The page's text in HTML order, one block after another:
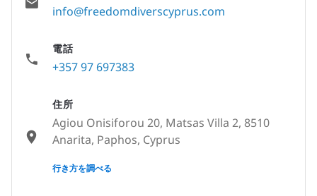
info@freedomdiverscyprus.com
電話
+357 97 697383
住所
Agiou Onisiforou 20, Matsas Villa 2, 8510
Anarita, Paphos, Cyprus
None
行き方を調べる